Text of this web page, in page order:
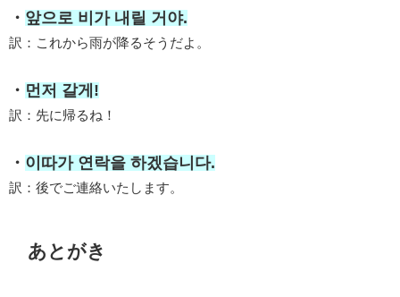
・ 앞으로 비가 내릴 거야.
訳：これから雨が降るそうだよ。
・ 먼저 갈게!
訳：先に帰るね！
・ 이따가 연락을 하겠습니다.
訳：後でご連絡いたします。
あとがき